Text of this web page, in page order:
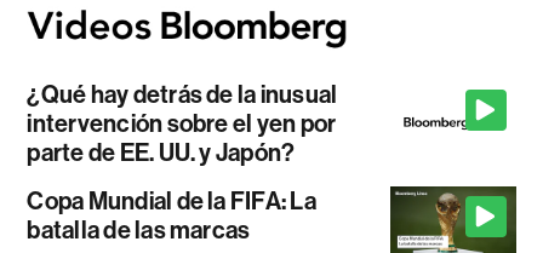
¿Qué hay detrás de la inusual
intervención sobre el yen por
parte de EE. UU. y Japón?
Copa Mundial de la FIFA: La
batalla de las marcas